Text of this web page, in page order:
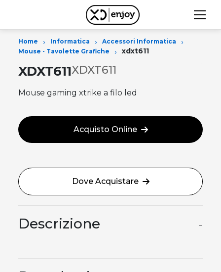
Home › Informatica › Accessori Informatica ›
Mouse - Tavolette Grafiche › xdxt611
XDXT611XDXT611
Mouse gaming xtrike a filo led
Acquisto Online
Dove Acquistare
Descrizione −